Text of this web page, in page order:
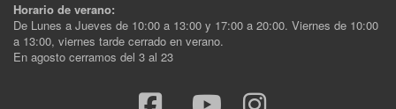
Horario de verano:
De Lunes a Jueves de 10:00 a 13:00 y 17:00 a 20:00. Viernes de 10:00
a 13:00, viernes tarde cerrado en verano.
En agosto cerramos del 3 al 23